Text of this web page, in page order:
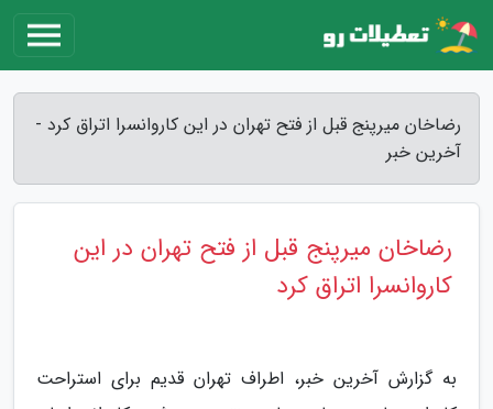
رضاخان میرپنج قبل از فتح تهران در این کاروانسرا اتراق کرد -
آخرین خبر
رضاخان میرپنج قبل از فتح تهران در این
کاروانسرا اتراق کرد
به گزارش آخرین خبر، اطراف تهران قدیم برای استراحت